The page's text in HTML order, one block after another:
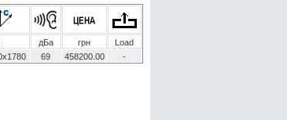
дБа грн
Load
69 458200.00 -